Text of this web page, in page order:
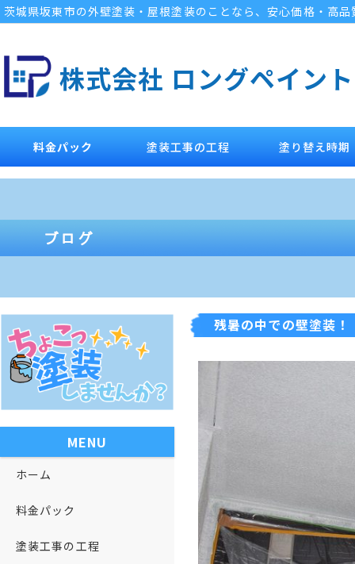
茨城県坂東市の外壁塗装・屋根塗装のことなら、安心価格・高
株式会社 ロングペイント
料金パック 塗装工事の工程 塗り替え時期
残暑の中での壁塗装！
MENU
ホーム
料金パック
塗装工事の工程